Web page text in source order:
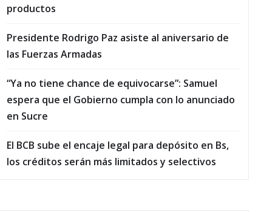
productos
Presidente Rodrigo Paz asiste al aniversario de
las Fuerzas Armadas
“Ya no tiene chance de equivocarse”: Samuel
espera que el Gobierno cumpla con lo anunciado
en Sucre
El BCB sube el encaje legal para depósito en Bs,
los créditos serán más limitados y selectivos